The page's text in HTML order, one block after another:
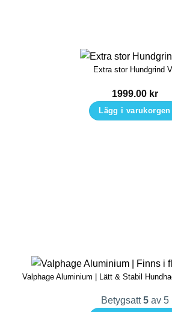
Extra stor Hundgrind
1999.00 kr
Lägg i varukorgen
Valphage Aluminium | Lätt & Stabil
Betygsatt5av 5